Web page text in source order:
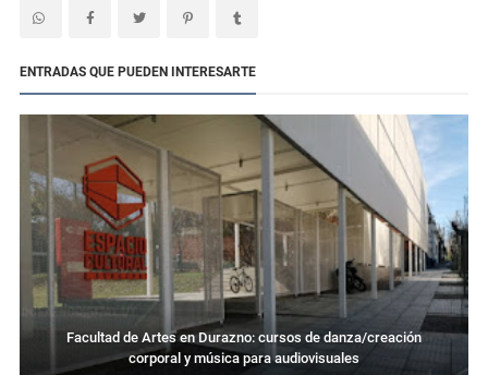
ENTRADAS QUE PUEDEN INTERESARTE
Facultad de Artes en Durazno: cursos de danza/creación
corporal y música para audiovisuales